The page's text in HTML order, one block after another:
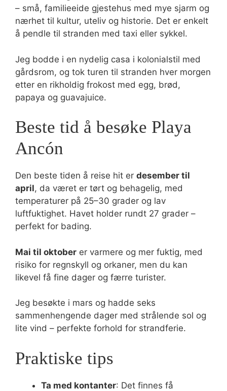
– små, familieeide gjestehus med mye sjarm og
nærhet til kultur, uteliv og historie. Det er enkelt
å pendle til stranden med taxi eller sykkel.
Jeg bodde i en nydelig casa i kolonialstil med
gårdsrom, og tok turen til stranden hver morgen
etter en rikholdig frokost med egg, brød,
papaya og guavajuice.
Beste tid å besøke Playa
Ancón
Den beste tiden å reise hit er desember til
april, da været er tørt og behagelig, med
temperaturer på 25–30 grader og lav
luftfuktighet. Havet holder rundt 27 grader –
perfekt for bading.
Mai til oktober er varmere og mer fuktig, med
risiko for regnskyll og orkaner, men du kan
likevel få fine dager og færre turister.
Jeg besøkte i mars og hadde seks
sammenhengende dager med strålende sol og
lite vind – perfekte forhold for strandferie.
Praktiske tips
Ta med kontanter: Det finnes få